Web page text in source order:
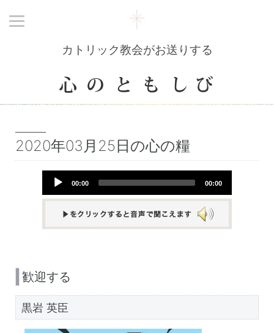
カトリック教会がお送りする
2020年03月25日の心の糧
Audio
00:00 00:00
歓迎する
黒岩 英臣